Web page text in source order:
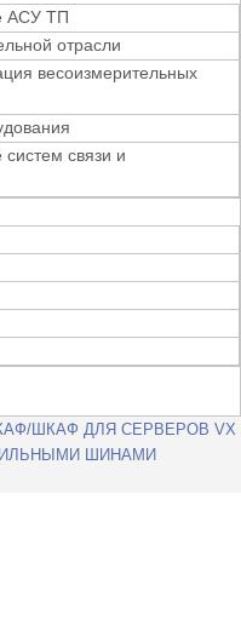
АСУ ТП
отрасли
весоизмерительных
связи и
ШКАФ ДЛЯ СЕРВЕРОВ VX
ШИНАМИ